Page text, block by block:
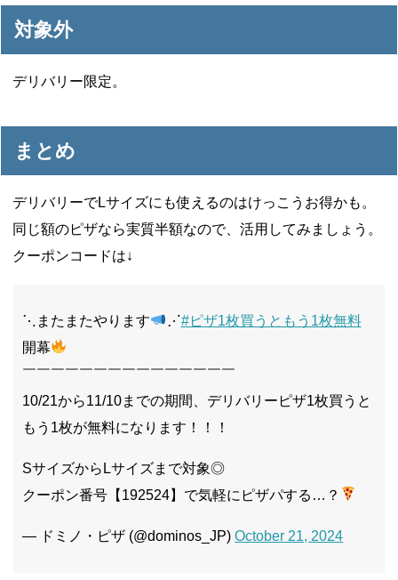
対象外
デリバリー限定。
まとめ
デリバリーでLサイズにも使えるのはけっこうお得かも。
同じ額のピザなら実質半額なので、活用してみましょう。
クーポンコードは↓
⋱またまたやります ⋰#ピザ1枚買うともう1枚無料
開幕
￣￣￣￣￣￣￣￣￣￣￣￣￣￣￣
10/21から11/10までの期間、デリバリーピザ1枚買うと
もう1枚が無料になります！！！
SサイズからLサイズまで対象◎
クーポン番号【192524】で気軽にピザパする…？
— ドミノ・ピザ (@dominos_JP)October 21, 2024